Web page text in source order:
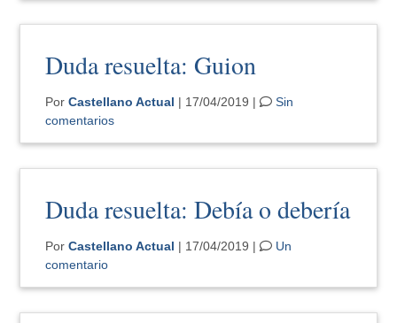
Duda resuelta: Guion
PorCastellano Actual | 17/04/2019 |
Sin
comentarios
Duda resuelta: Debía o debería
PorCastellano Actual | 17/04/2019 |
Un
comentario